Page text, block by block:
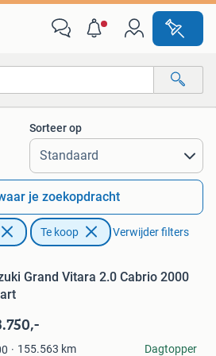
afstanden…
Sorteer op
je zoekopdracht
Te koop Verwijder filters
Grand Vitara 2.0 Cabrio 2000
155.563 km Dagtopper